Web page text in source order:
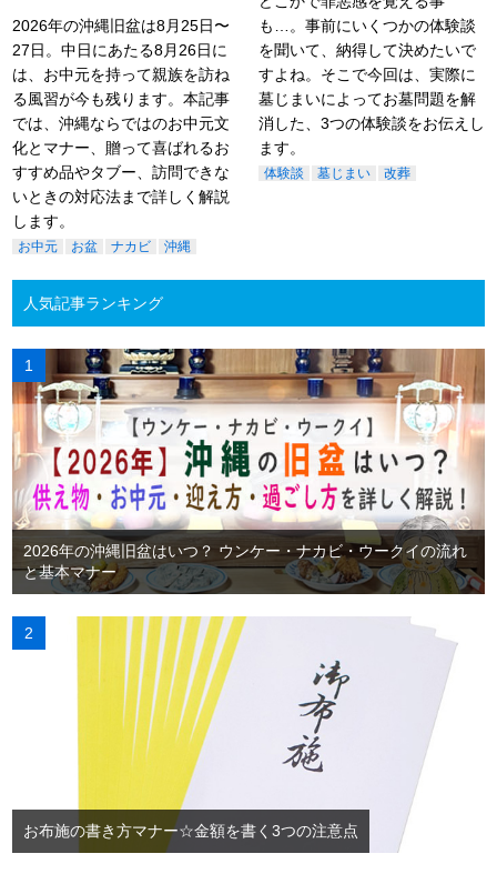
2026年の沖縄旧盆は8月25日〜
27日。中日にあたる8月26日に
は、お中元を持って親族を訪ね
る風習が今も残ります。本記事
では、沖縄ならではのお中元文
化とマナー、贈って喜ばれるお
すすめ品やタブー、訪問できな
いときの対応法まで詳しく解説
します。
お中元 お盆 ナカビ 沖縄
も…。事前にいくつかの体験談
を聞いて、納得して決めたいで
すよね。そこで今回は、実際に
墓じまいによってお墓問題を解
消した、3つの体験談をお伝えし
ます。
体験談 墓じまい 改葬
人気記事ランキング
2026年の沖縄旧盆はいつ？ ウンケー・ナカビ・ウークイの流れ
と基本マナー
お布施の書き方マナー☆金額を書く3つの注意点